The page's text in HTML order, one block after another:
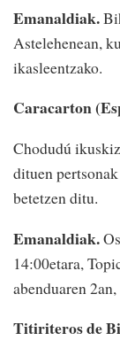
Emanaldiak.
Astelehenean,
ikasleentzako.
Caracarton
Chodudú
dituen
betetzen ditu.
Emanaldiak.
14:00etara,
abenduaren
Titiriteros de